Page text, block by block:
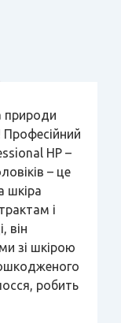
природи
HP –
– це
шкіра
і
він
зі шкірою
робить